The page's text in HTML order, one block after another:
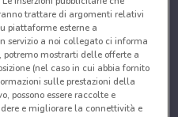
trattare di argomenti relativi
piattaforme esterne a
servizio a noi collegato ci informa
mostrarti delle offerte a
(nel caso in cui abbia fornito
sulle prestazioni della
possono essere raccolte e
e migliorare la connettività e